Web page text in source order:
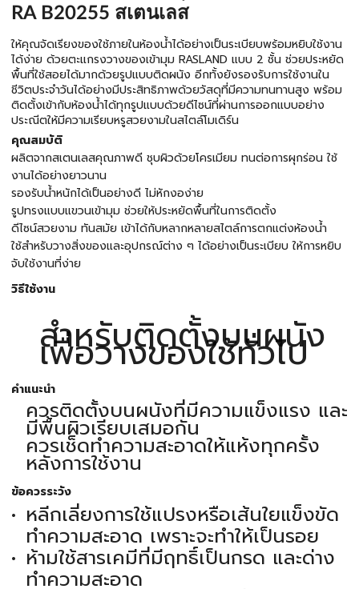
RA B20255 สเตนเลส
ให้คุณจัดเรียงของใช้ภายในห้องน้ำได้อย่างเป็นระเบียบพร้อมหยิบใช้งาน
ได้ง่าย ด้วยตะแกรงวางของเข้ามุม RASLAND แบบ 2 ชั้น ช่วยประหยัด
พื้นที่ใช้สอยได้มากด้วยรูปแบบติดผนัง อีกทั้งยังรองรับการใช้งานใน
ชีวิตประจำวันได้อย่างมีประสิทธิภาพด้วยวัสดุที่มีความทนทานสูง พร้อม
ติดตั้งเข้ากับห้องน้ำได้ทุกรูปแบบด้วยดีไซน์ที่ผ่านการออกแบบอย่าง
ประณีตให้มีความเรียบหรูสวยงามในสไตล์โมเดิร์น
คุณสมบัติ
ผลิตจากสเตนเลสคุณภาพดี ชุบผิวด้วยโครเมียม ทนต่อการผุกร่อน ใช้
งานได้อย่างยาวนาน
รองรับน้ำหนักได้เป็นอย่างดี ไม่หักงอง่าย
รูปทรงแบบแขวนเข้ามุม ช่วยให้ประหยัดพื้นที่ในการติดตั้ง
ดีไซน์สวยงาม ทันสมัย เข้าได้กับหลากหลายสไตล์การตกแต่งห้องน้ำ
ใช้สำหรับวางสิ่งของและอุปกรณ์ต่าง ๆ ได้อย่างเป็นระเบียบ ให้การหยิบ
จับใช้งานที่ง่าย
วิธีใช้งาน
สำหรับติดตั้งบนผนัง
เพื่อวางของใช้ทั่วไป
คำแนะนำ
ควรติดตั้งบนผนังที่มีความแข็งแรง และ
มีพื้นผิวเรียบเสมอกัน
ควรเช็ดทำความสะอาดให้แห้งทุกครั้ง
หลังการใช้งาน
ข้อควรระวัง
หลีกเลี่ยงการใช้แปรงหรือเส้นใยแข็งขัด
ทำความสะอาด เพราะจะทำให้เป็นรอย
ห้ามใช้สารเคมีที่มีฤทธิ์เป็นกรด และด่าง
ทำความสะอาด